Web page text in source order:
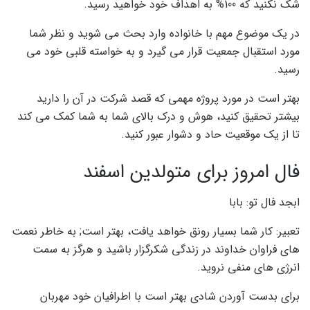
شک نکنید که 100% به اهداف خود خواهید رسید.
در یک موضوع مهم با خانواده وارد بحث می شوید و نظر شما
مورد استقبال جمعیت قرار می گیرد و به خواسته قلبی خود می
رسید.
بهتر است در مورد پروژه مهمی که قصد شرکت در آن را دارید
بیشتر تحقیق کنید، هوش و درک بالای شما به شما کمک می کند
تا از یک موقعیت حاد و دشوار عبور کنید.
فال امروز برای متولدین اسفند
ابجد فال تو: بابا
تعبیر: کار شما بسیار رونق خواهد یافت، بهتر است; به خاطر نعمت
های فراوان خداوند در زندگی شکرگزار باشید و هرگز به سمت
انرژی های منفی نروید.
برای بدست آوردن شادی بهتر است با اطرافیان خود مهربان